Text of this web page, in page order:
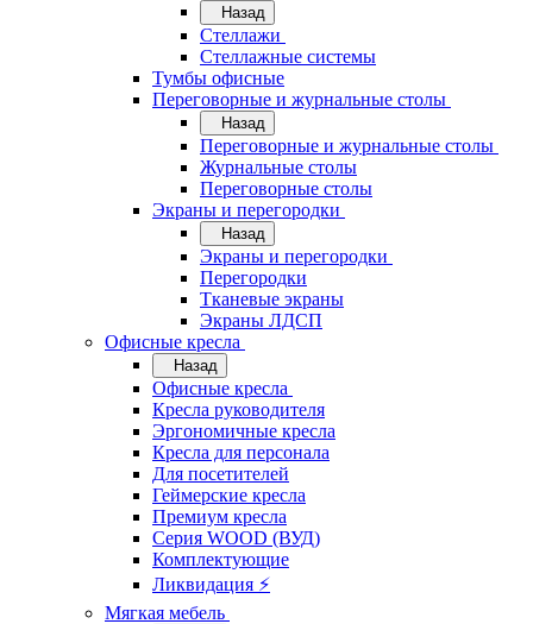
Назад
Стеллажи
Стеллажные системы
Тумбы офисные
Переговорные и журнальные столы
Назад
Переговорные и журнальные столы
Журнальные столы
Переговорные столы
Экраны и перегородки
Назад
Экраны и перегородки
Перегородки
Тканевые экраны
Экраны ЛДСП
Офисные кресла
Назад
Офисные кресла
Кресла руководителя
Эргономичные кресла
Кресла для персонала
Для посетителей
Геймерские кресла
Премиум кресла
Серия WOOD (ВУД)
Комплектующие
Ликвидация ⚡
Мягкая мебель